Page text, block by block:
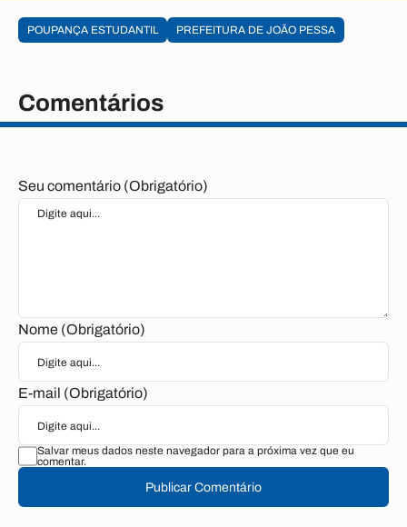
POUPANÇA ESTUDANTIL PREFEITURA DE JOÃO PESSA
Comentários
Seu comentário (Obrigatório)
Nome (Obrigatório)
E-mail (Obrigatório)
Salvar meus dados neste navegador para a próxima vez que eu
comentar.
Publicar Comentário